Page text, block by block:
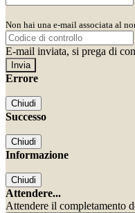
Non hai una e-mail associata al
E-mail inviata, si prega di
Errore
Chiudi
Successo
Chiudi
Informazione
Chiudi
Attendere...
Attendere il completamento